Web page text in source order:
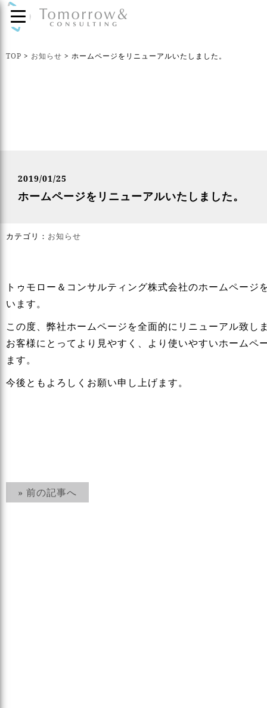
TOP > お知らせ > ホームページをリニューアルいたしました。
2019/01/25
ホームページをリニューアルいたしました。
カテゴリ： お知らせ
トゥモロー＆コンサルティング株式会社のホームページ
います。
この度、弊社ホームページを全面的にリニューアル致し
お客様にとってより見やすく、より使いやすいホームペ
ます。
今後ともよろしくお願い申し上げます。
» 前の記事へ